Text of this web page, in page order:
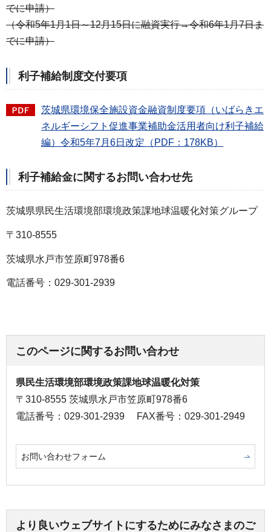
でに申請）
（令和5年1月1日～12月15日に融資実行→令和6年1月7日ま
でに申請）
利子補給制度交付要項
茨城県環境保全施設資金融資制度要項（いばらきエ
ネルギーシフト促進事業補助金活用者向け利子補給
編）令和5年7月6日改定（PDF：178KB）
利子補給金に関するお問い合わせ先
茨城県県民生活環境部環境政策課地球温暖化対策グループ
〒310-8555
茨城県水戸市笠原町978番6
電話番号：029-301-2939
このページに関するお問い合わせ
県民生活環境部環境政策課地球温暖化対策
〒310-8555 茨城県水戸市笠原町978番6
電話番号：029-301-2939
FAX番号：029-301-2949
お問い合わせフォーム
より良いウェブサイトにするためにみなさまのご